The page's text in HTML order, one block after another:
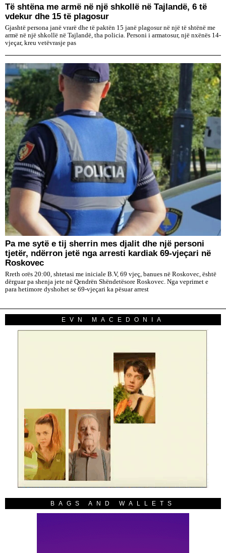
Të shtëna me armë në një shkollë në Tajlandë, 6 të
vdekur dhe 15 të plagosur
Gjashtë persona janë vrarë dhe të paktën 15 janë plagosur në një të shtënë me
armë në një shkollë në Tajlandë, tha policia. Personi i armatosur, një nxënës 14-
vjeçar, kreu vetëvrasje pas
Pa me sytë e tij sherrin mes djalit dhe një personi
tjetër, ndërron jetë nga arresti kardiak 69-vjeçari në
Roskovec
Rreth orës 20:00, shtetasi me iniciale B.V, 69 vjeç, banues në Roskovec, është
dërguar pa shenja jete në Qendrën Shëndetësore Roskovec. Nga veprimet e
para hetimore dyshohet se 69-vjeçari ka pësuar arrest
EVN MACEDONIA
BAGS AND WALLETS